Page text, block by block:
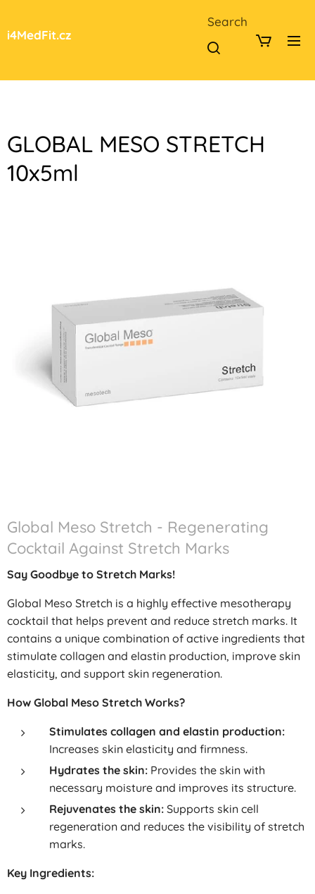
i4MedFit.cz
Search
GLOBAL MESO STRETCH
10x5ml
Global Meso Stretch - Regenerating
Cocktail Against Stretch Marks
Say Goodbye to Stretch Marks!
Global Meso Stretch is a highly effective mesotherapy
cocktail that helps prevent and reduce stretch marks. It
contains a unique combination of active ingredients that
stimulate collagen and elastin production, improve skin
elasticity, and support skin regeneration.
How Global Meso Stretch Works?
Stimulates collagen and elastin production:
Increases skin elasticity and firmness.
Hydrates the skin: Provides the skin with
necessary moisture and improves its structure.
Rejuvenates the skin: Supports skin cell
regeneration and reduces the visibility of stretch
marks.
Key Ingredients: